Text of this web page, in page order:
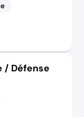
/ Défense